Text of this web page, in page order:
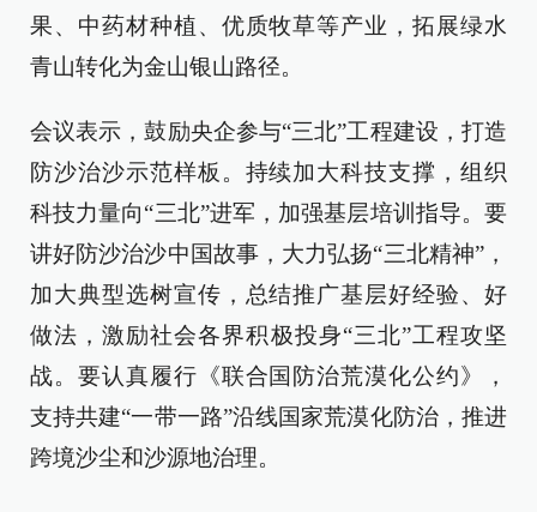
果、中药材种植、优质牧草等产业，拓展绿水
青山转化为金山银山路径。
会议表示，鼓励央企参与“三北”工程建设，打造
防沙治沙示范样板。持续加大科技支撑，组织
科技力量向“三北”进军，加强基层培训指导。要
讲好防沙治沙中国故事，大力弘扬“三北精神”，
加大典型选树宣传，总结推广基层好经验、好
做法，激励社会各界积极投身“三北”工程攻坚
战。要认真履行《联合国防治荒漠化公约》，
支持共建“一带一路”沿线国家荒漠化防治，推进
跨境沙尘和沙源地治理。